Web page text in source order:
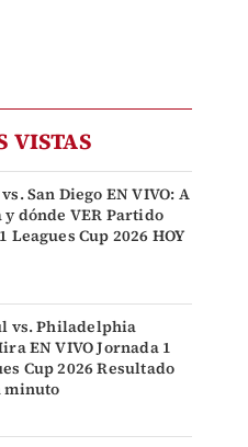
VISTAS
San Diego EN VIVO: A
y dónde VER Partido
Leagues Cup 2026 HOY
vs. Philadelphia
EN VIVO Jornada 1
Cup 2026 Resultado
minuto